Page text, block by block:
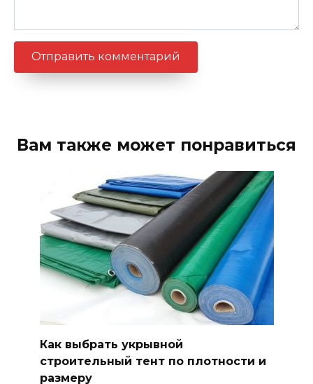
Вам также может понравиться
Как выбрать укрывной
строительный тент по плотности и
размеру